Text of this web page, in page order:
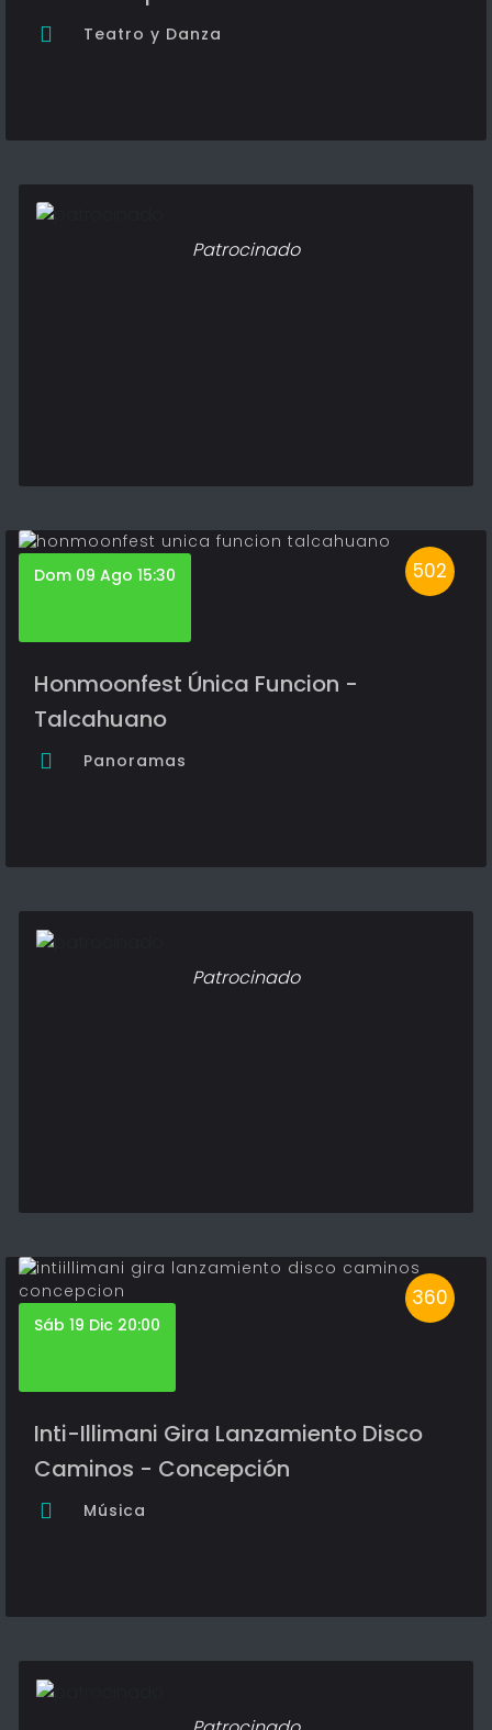
Teatro y Danza
Patrocinado
502
Dom 09 Ago 15:30
Honmoonfest Única Funcion -
Talcahuano
Panoramas
Patrocinado
360
Sáb 19 Dic 20:00
Inti-Illimani Gira Lanzamiento Disco
Caminos - Concepción
Música